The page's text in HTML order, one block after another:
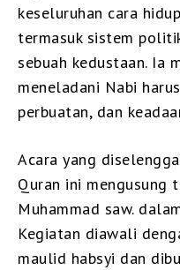
keseluruhan cara
termasuk sistem
sebuah kedustaan. Ia
meneladani Nabi
perbuatan, dan
Acara yang
Quran ini mengusung
Muhammad saw.
Kegiatan diawali
maulid habsyi dan